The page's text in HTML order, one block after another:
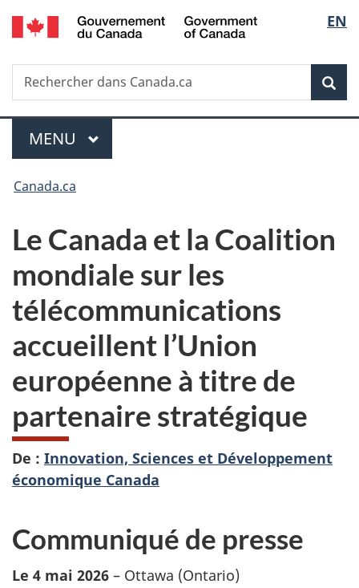
Passer
au
principal
Passer
à
Au
du
Passer
à
version
simplifiée
de
la
EN
Recherche
Rechercher
dans
Menu
MENU PRINCIPAL
Vous
ici :
Canada.ca
Le Canada et la Coalition
mondiale sur les
télécommunications
accueillent l’Union
européenne à titre de
partenaire stratégique
De : Innovation, Sciences et Développement
économique Canada
Communiqué de presse
Le 4 mai 2026 – Ottawa (Ontario)